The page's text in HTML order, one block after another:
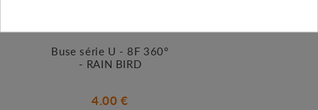
Buse série U - 8F 360°
- RAIN BIRD
4.00 €